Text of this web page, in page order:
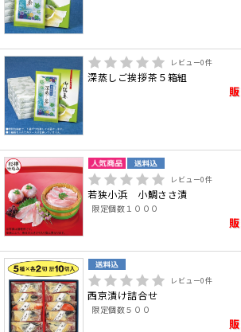
レビュー0件
深蒸しご挨拶茶５箱組
レビュー0件
若狭小浜 小鯛ささ漬
限定個数１０００
レビュー0件
西京漬け詰合せ
限定個数５００